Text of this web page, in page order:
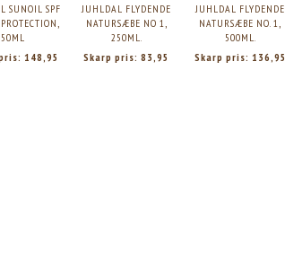
SUNOIL SPF
50ML
148,95
JUHLDAL FLYDENDE
NATURSÆBE NO 1,
250ML.
Skarp pris:83,95
JUHLDAL FLYDENDE
NATURSÆBE NO. 1,
500ML.
Skarp pris: 136,95